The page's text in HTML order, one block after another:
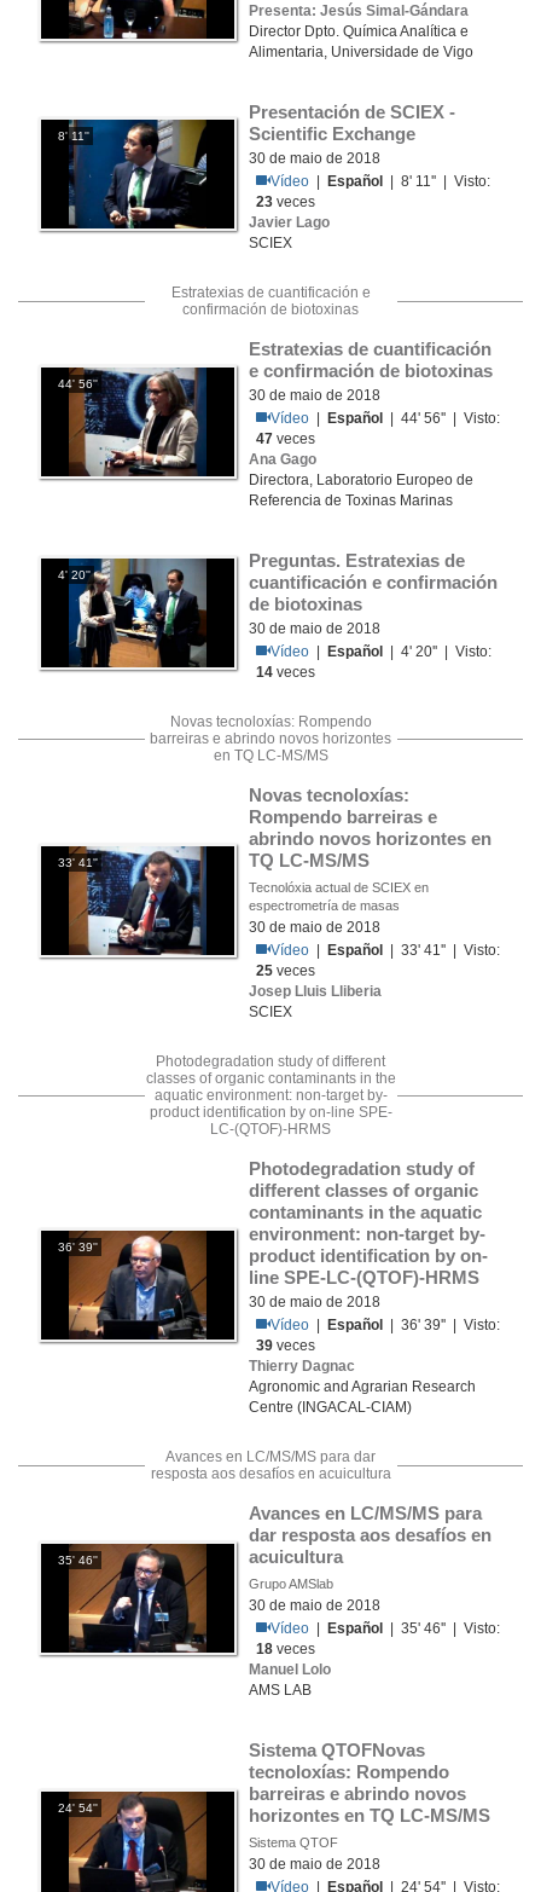
Presenta: Jesús Simal-Gándara
Director Dpto. Química Analítica e
Alimentaria, Universidade de Vigo
8' 11''
Presentación de SCIEX -
Scientific Exchange
30 de maio de 2018
Vídeo
Español
| 8' 11'' | Visto:
23 veces
Javier Lago
SCIEX
Estratexias de cuantificación e
confirmación de biotoxinas
44' 56''
Estratexias de cuantificación
e confirmación de biotoxinas
30 de maio de 2018
Vídeo
Español
| 44' 56'' | Visto:
47 veces
Ana Gago
Directora, Laboratorio Europeo de
Referencia de Toxinas Marinas
4' 20''
Preguntas. Estratexias de
cuantificación e confirmación
de biotoxinas
30 de maio de 2018
Vídeo
Español
| 4' 20'' | Visto:
14 veces
Novas tecnoloxías: Rompendo
barreiras e abrindo novos horizontes
en TQ LC-MS/MS
33' 41''
Novas tecnoloxías:
Rompendo barreiras e
abrindo novos horizontes en
TQ LC-MS/MS
Tecnolóxia actual de SCIEX en
espectrometría de masas
30 de maio de 2018
Vídeo
Español
| 33' 41'' | Visto:
25 veces
Josep Lluis Lliberia
SCIEX
Photodegradation study of different
classes of organic contaminants in the
aquatic environment: non-target by-
product identification by on-line SPE-
LC-(QTOF)-HRMS
36' 39''
Photodegradation study of
different classes of organic
contaminants in the aquatic
environment: non-target by-
product identification by on-
line SPE-LC-(QTOF)-HRMS
30 de maio de 2018
Vídeo
Español
| 36' 39'' | Visto:
39 veces
Thierry Dagnac
Agronomic and Agrarian Research
Centre (INGACAL-CIAM)
Avances en LC/MS/MS para dar
resposta aos desafíos en acuicultura
35' 46''
Avances en LC/MS/MS para
dar resposta aos desafíos en
acuicultura
Grupo AMSlab
30 de maio de 2018
Vídeo
Español
| 35' 46'' | Visto:
18 veces
Manuel Lolo
AMS LAB
24' 54''
Sistema QTOFNovas
tecnoloxías: Rompendo
barreiras e abrindo novos
horizontes en TQ LC-MS/MS
Sistema QTOF
30 de maio de 2018
Vídeo
Español | 24' 54'' | Visto: